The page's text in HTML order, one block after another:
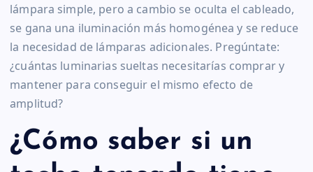
lámpara simple, pero a cambio se oculta el cableado,
se gana una iluminación más homogénea y se reduce
la necesidad de lámparas adicionales. Pregúntate:
¿cuántas luminarias sueltas necesitarías comprar y
mantener para conseguir el mismo efecto de
amplitud?
¿Cómo saber si un